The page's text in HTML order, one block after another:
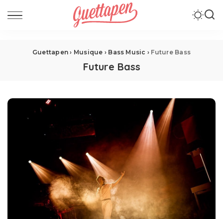
Guettapen › Musique › Bass Music › Future Bass
Future Bass